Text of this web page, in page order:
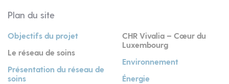
Plan du site
Objectifs du projet
Le réseau de soins
Présentation du réseau de
soins
CHR Vivalia – Cœur du
Luxembourg
Environnement
Énergie